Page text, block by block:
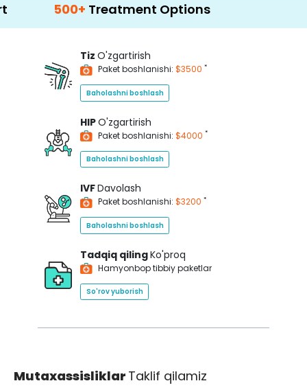
500+ Treatment Options
Tiz O'zgartirish
Paket boshlanishi: $3500 *
Baholashni boshlash
HIPO'zgartirish
Paket boshlanishi: $4000 *
Baholashni boshlash
IVFDavolash
Paket boshlanishi: $3200 *
Baholashni boshlash
Tadqiq qilingKo'proq
Hamyonbop tibbiy paketlar
So'rov yuborish
Mutaxassisliklar Taklif qilamiz